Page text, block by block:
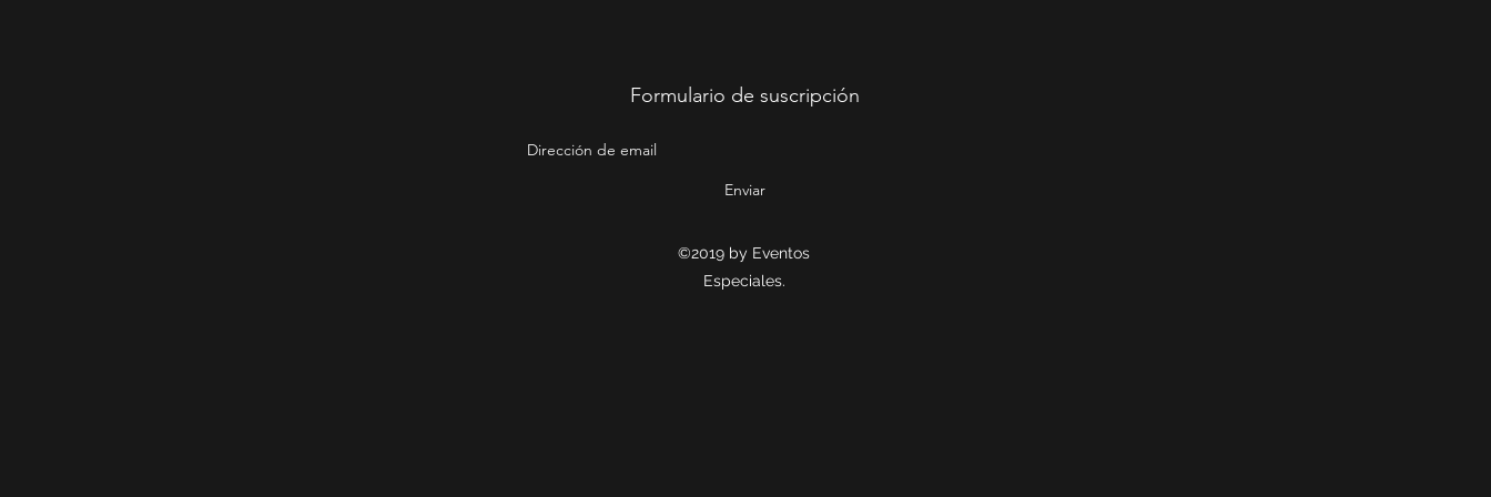
Formulario de suscripción
Enviar
©2019 by Eventos
Especiales.